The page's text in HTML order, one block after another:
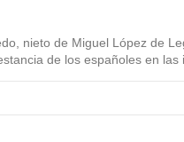
nieto de Miguel López de
de los españoles en las